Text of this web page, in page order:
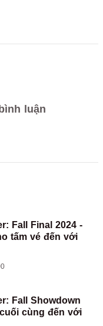
luận
Fall Final 2024 -
tấm vé đến với
Fall Showdown
cùng đến với